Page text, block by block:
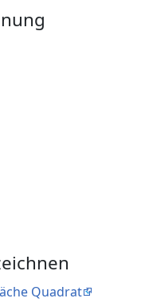
Quadrat